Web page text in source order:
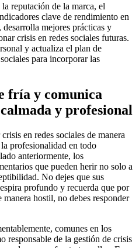
reputación de la marca, el
clave de rendimiento en
desarrolla mejores prácticas y
crisis en redes sociales futuras.
y actualiza el plan de
para incorporar las
fría y comunica
y profesional
en redes sociales de manera
profesionalidad en todo
anteriormente, los
que pueden herir no solo a
No dejes que sus
profundo y recuerda que por
hostil, no debes responder
comunes en los
responsable de la gestión de crisis